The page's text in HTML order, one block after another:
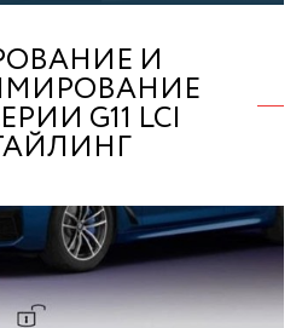
И
G11 LCI